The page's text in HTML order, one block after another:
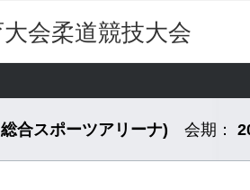
会柔道競技大会
合スポーツアリーナ) 会期：